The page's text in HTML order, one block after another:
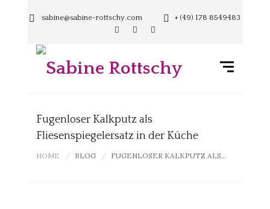
sabine@sabine-rottschy.com + (49) 178 8549483
Fugenloser Kalkputz als
Fliesenspiegelersatz in der Küche
HOME BLOG FUGENLOSER KALKPUTZ ALS...